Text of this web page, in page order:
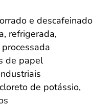
e descafeinado
refrigerada,
de papel
de potássio,